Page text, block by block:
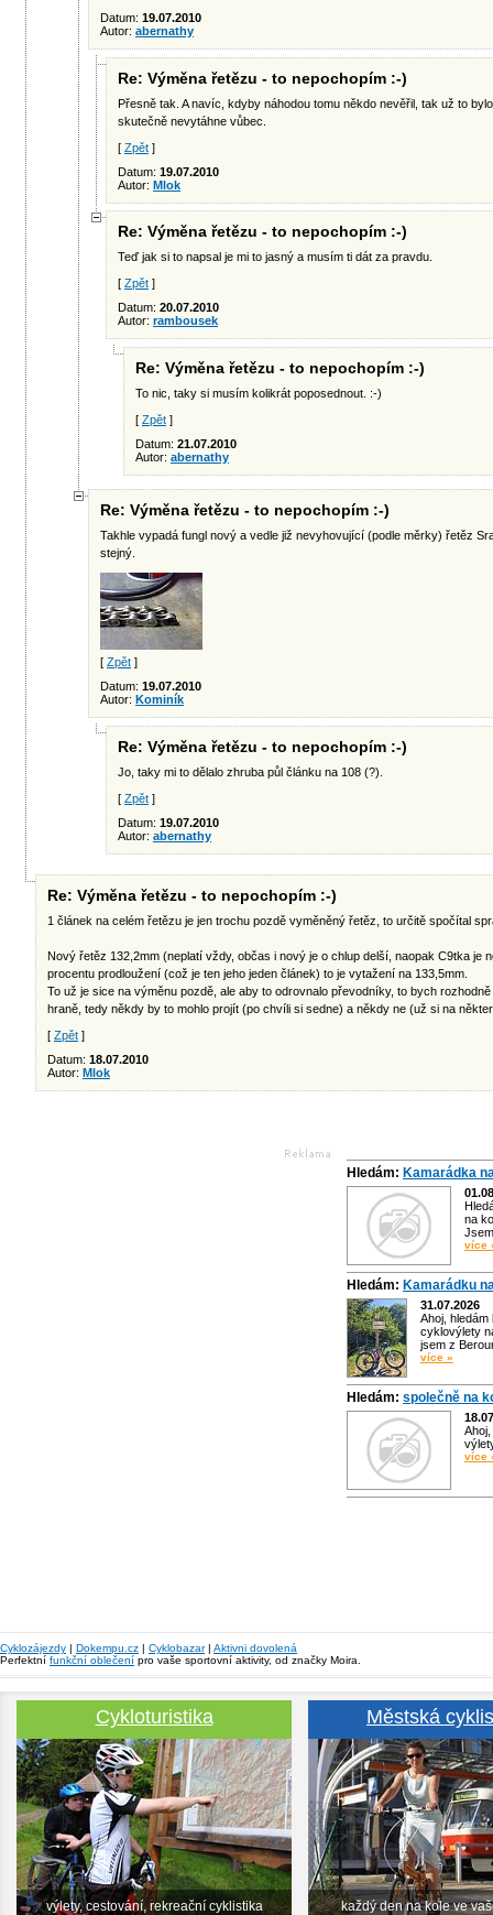
Datum: 19.07.2010
Autor: abernathy
Re: Výměna řetězu - to nepochopím :-)
Přesně tak. A navíc, kdyby náhodou tomu někdo nevěřil, tak už to
skutečně nevytáhne vůbec.
[ Zpět ]
Datum: 19.07.2010
Autor: Mlok
Re: Výměna řetězu - to nepochopím :-)
Teď jak si to napsal je mi to jasný a musím ti dát za pravdu.
[ Zpět ]
Datum: 20.07.2010
Autor: rambousek
Re: Výměna řetězu - to nepochopím :-)
To nic, taky si musím kolikrát poposednout. :-)
[ Zpět ]
Datum: 21.07.2010
Autor: abernathy
Re: Výměna řetězu - to nepochopím :-)
Takhle vypadá fungl nový a vedle již nevyhovující (podle měrky) řetěz
stejný.
[ Zpět ]
Datum: 19.07.2010
Autor: Kominík
Re: Výměna řetězu - to nepochopím :-)
Jo, taky mi to dělalo zhruba půl článku na 108 (?).
[ Zpět ]
Datum: 19.07.2010
Autor: abernathy
Re: Výměna řetězu - to nepochopím :-)
1 článek na celém řetězu je jen trochu pozdě vyměněný řetěz, to určitě spočítal
Nový řetěz 132,2mm (neplatí vždy, občas i nový je o chlup delší, naopak C9tka je
procentu prodloužení (což je ten jeho jeden článek) to je vytažení na 133,5mm.
To už je sice na výměnu pozdě, ale aby to odrovnalo převodníky, to bych
hraně, tedy někdy by to mohlo projít (po chvíli si sedne) a někdy ne (už si na
[ Zpět ]
Datum: 18.07.2010
Autor: Mlok
Hledám: Kamarádka
na
více
Hledám: Kamarádku
31.07.2026
Ahoj,
cyklovýlety
jsem z
více »
Hledám: společně na
více
Cyklozájezdy | Dokempu.cz | Cyklobazar| Aktivni dovolená
Perfektní funkční oblečení pro vaše sportovní aktivity, od značky Moira.
Cykloturistika
výlety, cestování, rekreační cyklistika
Městská
každý den na kole ve